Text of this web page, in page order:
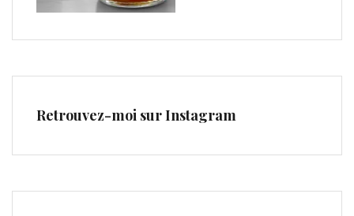
Retrouvez-moi sur Instagram